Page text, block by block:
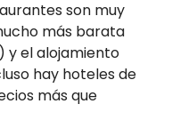
son muy
más barata
y el alojamiento
hay hoteles de
más que